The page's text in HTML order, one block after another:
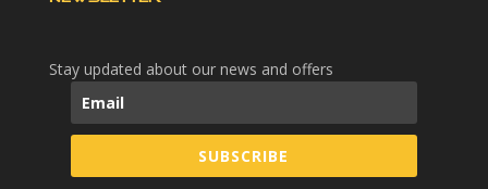
Stay updated about our news and offers
SUBSCRIBE